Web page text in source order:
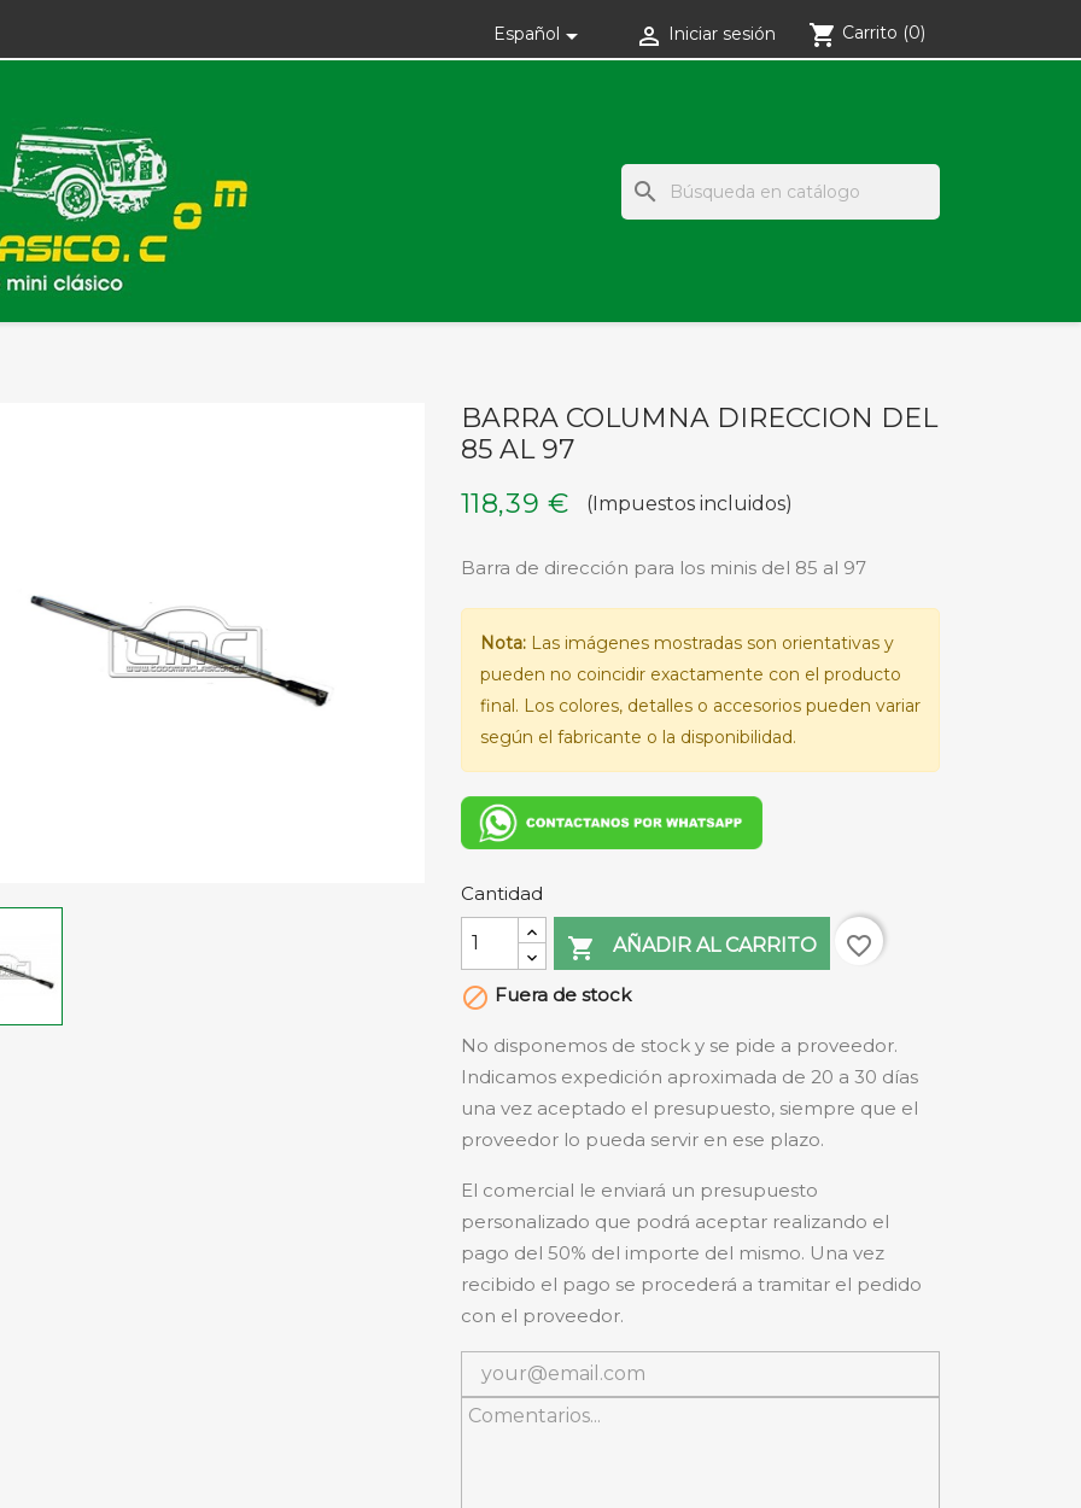
Español  Iniciar sesión shopping_cart Carrito (0)
search
BARRA COLUMNA DIRECCION DEL
85 AL 97
118,39 €
(Impuestos incluidos)
Barra de dirección para los minis del 85 al 97
Nota:Las imágenes mostradas son orientativas y
pueden no coincidir exactamente con el producto
final. Los colores, detalles o accesorios pueden variar
según el fabricante o la disponibilidad.
Cantidad
 AÑADIR AL CARRITO
favorite_border
 Fuera de stock
No disponemos de stock y se pide a proveedor.
Indicamos expedición aproximada de 20 a 30 días
una vez aceptado el presupuesto, siempre que el
proveedor lo pueda servir en ese plazo.
El comercial le enviará un presupuesto
personalizado que podrá aceptar realizando el
pago del 50% del importe del mismo. Una vez
recibido el pago se procederá a tramitar el pedido
con el proveedor.